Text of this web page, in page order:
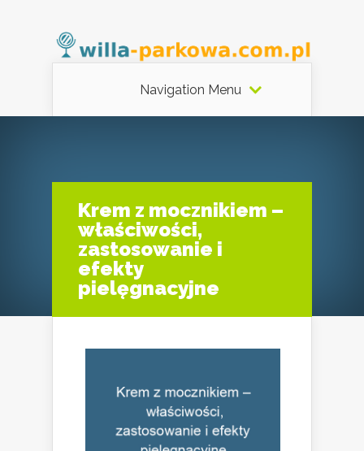
Navigation Menu
Krem z mocznikiem –
właściwości,
zastosowanie i
efekty
pielęgnacyjne